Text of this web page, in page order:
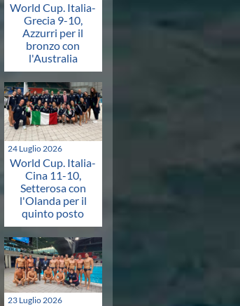
World Cup. Italia-
Grecia 9-10,
Azzurri per il
bronzo con
l'Australia
24 Luglio 2026
World Cup. Italia-
Cina 11-10,
Setterosa con
l'Olanda per il
quinto posto
23 Luglio 2026